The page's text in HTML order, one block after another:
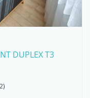
DUPLEX T3